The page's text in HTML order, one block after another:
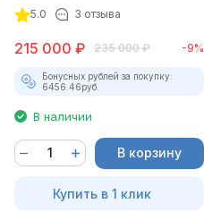
5.0 3 отзыва
215 000 ₽ 235 000 ₽ -9%
Бонусных рублей за покупку:
6456.46руб.
В наличии
В корзину
Купить в 1 клик